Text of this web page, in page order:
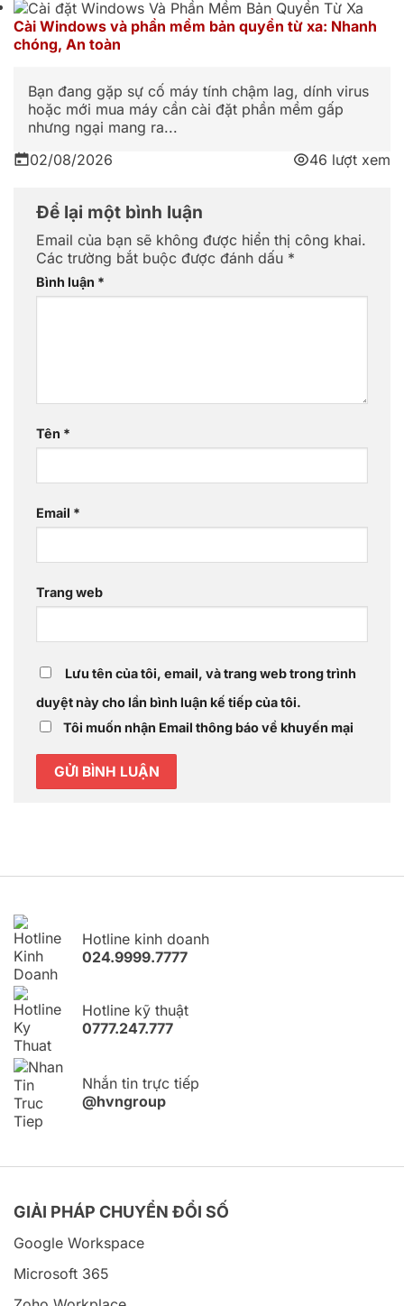
Cài Windows và phần mềm bản quyền từ xa: Nhanh
chóng, An toàn
Bạn đang gặp sự cố máy tính chậm lag, dính virus
hoặc mới mua máy cần cài đặt phần mềm gấp
nhưng ngại mang ra...
02/08/2026
46 lượt xem
Để lại một bình luận
Email của bạn sẽ không được hiển thị công khai.
Các trường bắt buộc được đánh dấu *
Bình luận *
Tên *
Email *
Trang web
Lưu tên của tôi, email, và trang web trong trình
duyệt này cho lần bình luận kế tiếp của tôi.
Tôi muốn nhận Email thông báo về khuyến mại
Hotline kinh doanh
024.9999.7777
Hotline kỹ thuật
0777.247.777
Nhắn tin trực tiếp
@hvngroup
GIẢI PHÁP CHUYỂN ĐỔI SỐ
Google Workspace
Microsoft 365